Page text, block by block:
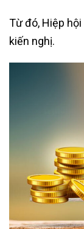
Từ đó, Hiệp
kiến nghị.